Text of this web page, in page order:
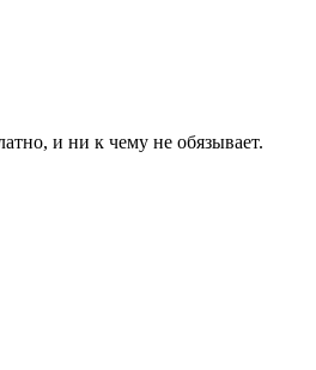
и ни к чему не обязывает.